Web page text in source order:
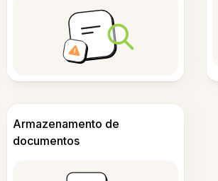
Armazenamento de
documentos